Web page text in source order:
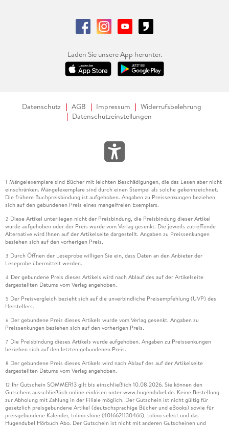
Laden Sie unsere App herunter.
Datenschutz AGB Impressum
Widerrufsbelehrung
Datenschutzeinstellungen
1 Mängelexemplare sind Bücher mit leichten Beschädigungen, die das Lesen aber nicht
einschränken. Mängelexemplare sind durch einen Stempel als solche gekennzeichnet.
Die frühere Buchpreisbindung ist aufgehoben. Angaben zu Preissenkungen beziehen
sich auf den gebundenen Preis eines mangelfreien Exemplars.
2 Diese Artikel unterliegen nicht der Preisbindung, die Preisbindung dieser Artikel
wurde aufgehoben oder der Preis wurde vom Verlag gesenkt. Die jeweils zutreffende
Alternative wird Ihnen auf der Artikelseite dargestellt. Angaben zu Preissenkungen
beziehen sich auf den vorherigen Preis.
3 Durch Öffnen der Leseprobe willigen Sie ein, dass Daten an den Anbieter der
Leseprobe übermittelt werden.
4 Der gebundene Preis dieses Artikels wird nach Ablauf des auf der Artikelseite
dargestellten Datums vom Verlag angehoben.
5 Der Preisvergleich bezieht sich auf die unverbindliche Preisempfehlung (UVP) des
Herstellers.
6 Der gebundene Preis dieses Artikels wurde vom Verlag gesenkt. Angaben zu
Preissenkungen beziehen sich auf den vorherigen Preis.
7 Die Preisbindung dieses Artikels wurde aufgehoben. Angaben zu Preissenkungen
beziehen sich auf den letzten gebundenen Preis.
8 Der gebundene Preis dieses Artikels wird nach Ablauf des auf der Artikelseite
dargestellten Datums vom Verlag angehoben.
12 Ihr Gutschein SOMMER13 gilt bis einschließlich 10.08.2026. Sie können den
Gutschein ausschließlich online einlösen unter www.hugendubel.de. Keine Bestellung
zur Abholung mit Zahlung in der Filiale möglich. Der Gutschein ist nicht gültig für
gesetzlich preisgebundene Artikel (deutschsprachige Bücher und eBooks) sowie für
preisgebundene Kalender, tolino shine (4016621130466), tolino select und das
Hugendubel Hörbuch Abo. Der Gutschein ist nicht mit anderen Gutscheinen und